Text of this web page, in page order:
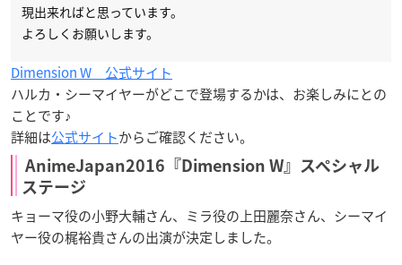
現出来ればと思っています。
よろしくお願いします。
Dimension W 公式サイト
ハルカ・シーマイヤーがどこで登場するかは、お楽しみにとの
ことです♪
詳細は公式サイトからご確認ください。
AnimeJapan2016『Dimension W』スペシャル
ステージ
キョーマ役の小野大輔さん、ミラ役の上田麗奈さん、シーマイ
ヤー役の梶裕貴さんの出演が決定しました。